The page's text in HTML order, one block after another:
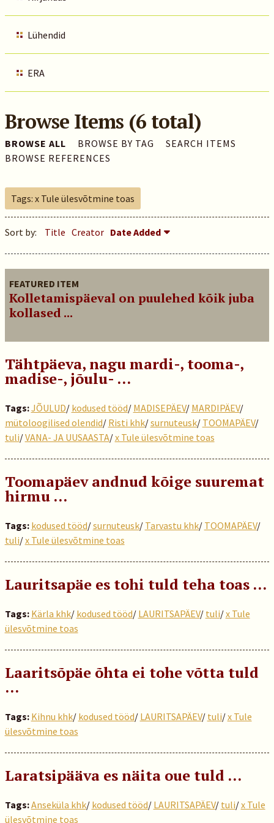
Lühendid
ERA
Browse Items (6 total)
BROWSE ALL BROWSE BY TAG
SEARCH ITEMS
BROWSE REFERENCES
Tags: x Tule ülesvõtmine toas
Sort by: Title Creator Date Added
FEATURED ITEM
Kolletamispäeval on puulehed kõik juba
kollased ...
Tähtpäeva, nagu mardi-, tooma-,
madise-, jõulu- …
Tags:JÕULUD/ kodused tööd/ MADISEPÄEV/ MARDIPÄEV/
mütoloogilised olendid/ Risti khk/surnuteusk/ TOOMAPÄEV/
tuli/VANA- JA UUSAASTA/x Tule ülesvõtmine toas
Toomapäev andnud kõige suuremat
hirmu …
Tags: kodused tööd/surnuteusk/ Tarvastu khk/ TOOMAPÄEV/
tuli/x Tule ülesvõtmine toas
Lauritsapäe es tohi tuld teha toas …
Tags: Kärla khk/ kodused tööd/ LAURITSAPÄEV/ tuli/x Tule
ülesvõtmine toas
Laaritsõpäe õhta ei tohe võtta tuld
…
Tags: Kihnu khk/ kodused tööd/ LAURITSAPÄEV/ tuli/x Tule
ülesvõtmine toas
Laratsipääva es näita oue tuld …
Tags:Anseküla khk/ kodused tööd/ LAURITSAPÄEV/ tuli/x Tule
ülesvõtmine toas